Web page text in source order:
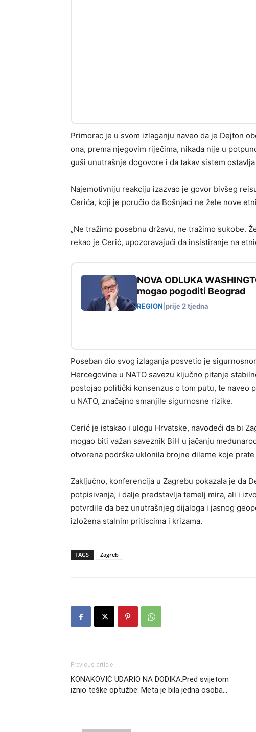
Primorac je u svom izlaganju naveo da je Dejton
ona, prema njegovim riječima, nikada nije u
guši unutrašnje dogovore i da takav sistem
Najemotivniju reakciju izazvao je govor bivšeg
Cerića, koji je poručio da Bošnjaci ne žele nove
„Ne tražimo posebnu državu, ne tražimo sukobe.
rekao je Cerić, upozoravajući da insistiranje na
NOVA ODLUKA
mogao pogoditi Beograd
REGION prije 2 tjedna
Poseban dio svog izlaganja posvetio je
Hercegovine u NATO savezu ključno pitanje
postojao politički konsenzus o tom putu, te naveo
u NATO, značajno smanjile sigurnosne rizike.
Cerić je istakao i ulogu Hrvatske, navodeći da bi
mogao biti važan saveznik BiH u jačanju
otvorena podrška uklonila brojne dileme koje
Zaključno, konferencija u Zagrebu pokazala je da
potpisivanja, i dalje predstavlja temelj mira, ali i
potvrdile da bez unutrašnjeg dijaloga i jasnog
izložena stalnim pritiscima i krizama.
TAGS Zagreb
Previous article
KONAKOVIĆ UDARIO NA DODIKA:Pred svijetom
iznio teške optužbe: Meta je bila jedna osoba…